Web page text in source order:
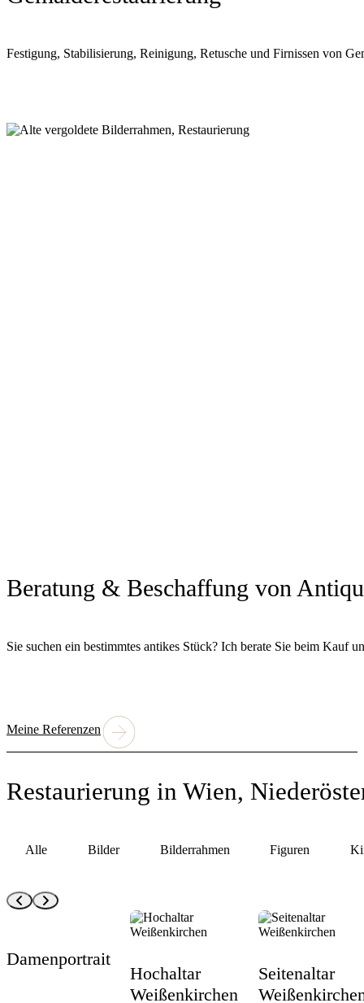
Festigung, Stabilisierung, Reinigung, Retusche und Firnissen von
Beratung & Beschaffung von
Sie suchen ein bestimmtes antikes Stück? Ich berate Sie beim Kauf
Meine Referenzen
Restaurierung in Wien,
Alle Bilder Bilderrahmen Figuren
Damenportrait
Hochaltar
Weißenkirchen
Seitenaltar